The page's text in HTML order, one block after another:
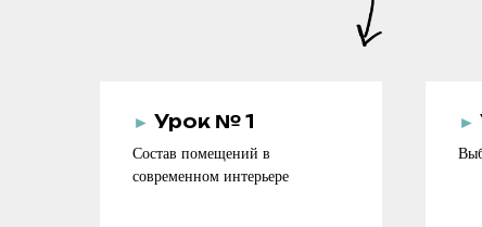
► Урок № 1
Состав помещений в
современном интерьере
►